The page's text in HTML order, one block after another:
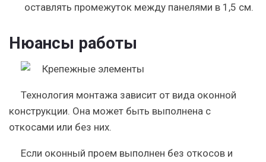
оставлять промежуток между панелями в 1,5 см.
Нюансы работы
Технология монтажа зависит от вида оконной
конструкции. Она может быть выполнена с
откосами или без них.
Если оконный проем выполнен без откосов и